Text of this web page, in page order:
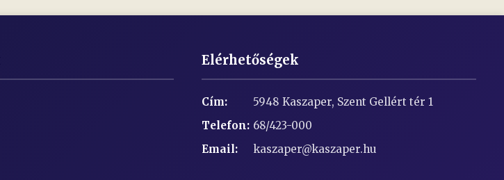
Elérhetőségek
Cím:
5948 Kaszaper, Szent Gellért tér 1
Telefon: 68/423-000
Email:
kaszaper@kaszaper.hu